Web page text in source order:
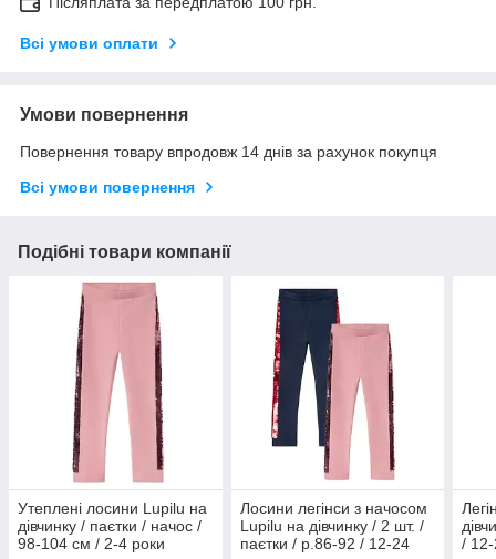
Всі умови оплати
Умови повернення
Повернення товару впродовж 14 днів за рахунок покупця
Всі умови повернення
Подібні товари компанії
Утеплені лосини Lupilu на
дівчинку / паєтки / начос /
98-104 см / 2-4 роки
Лосини легінси з начосом
Lupilu на дівчинку / 2 шт. /
паєтки / р.86-92 / 12-24
/ 12-